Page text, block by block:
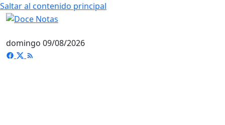
Saltar al contenido principal
domingo 09/08/2026